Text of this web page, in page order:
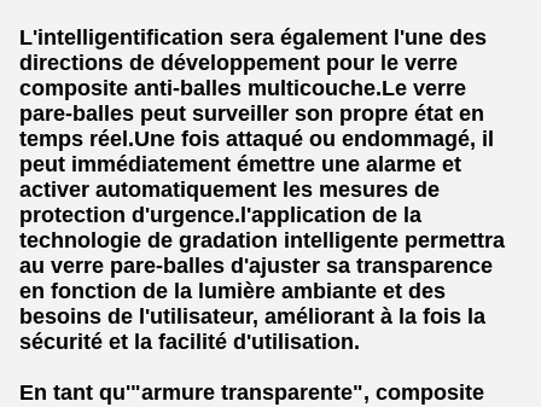
L'intelligentification sera également l'une des
directions de développement pour le verre
composite anti-balles multicouche.Le verre
pare-balles peut surveiller son propre état en
temps réel.Une fois attaqué ou endommagé, il
peut immédiatement émettre une alarme et
activer automatiquement les mesures de
protection d'urgence.l'application de la
technologie de gradation intelligente permettra
au verre pare-balles d'ajuster sa transparence
en fonction de la lumière ambiante et des
besoins de l'utilisateur, améliorant à la fois la
sécurité et la facilité d'utilisation.
En tant qu'"armure transparente", composite